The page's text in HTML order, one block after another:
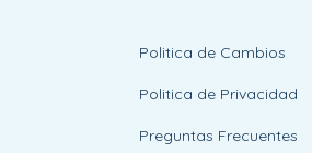
Politica de Cambios
Politica de Privacidad
Preguntas Frecuentes